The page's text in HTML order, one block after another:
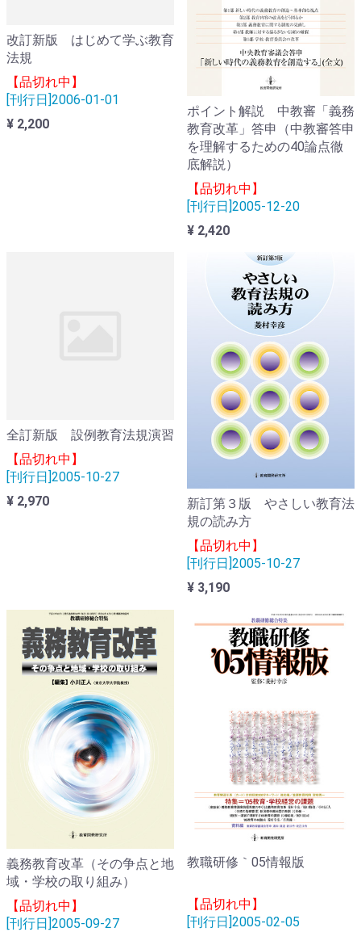
改訂新版 はじめて学ぶ教育
法規
【品切れ中】
[刊行日]2006-01-01
¥ 2,200
ポイント解説 中教審「義務
教育改革」答申（中教審答申
を理解するための40論点徹
底解説）
【品切れ中】
[刊行日]2005-12-20
¥ 2,420
全訂新版 設例教育法規演習
【品切れ中】
[刊行日]2005-10-27
¥ 2,970
新訂第３版 やさしい教育法
規の読み方
【品切れ中】
[刊行日]2005-10-27
¥ 3,190
義務教育改革（その争点と地
域・学校の取り組み）
【品切れ中】
[刊行日]2005-09-27
教職研修｀05情報版
【品切れ中】
[刊行日]2005-02-05